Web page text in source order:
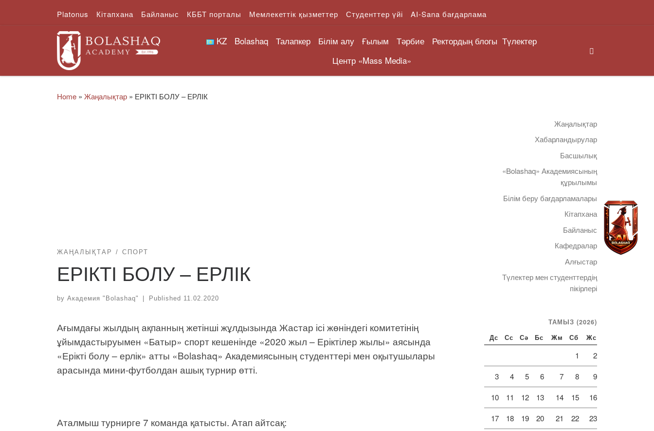
Skip to contentPlatonus Кітапхана Байланыс КББТ порталы Мемлекеттік қызметтер Студенттер үйі AI-Sana бағдарлама
KZ Bolashaq Талапкер Білім алу Ғылым Тәрбие Ректордың блогы Түлектер
Центр «Mass Media»
Home » Жаңалықтар » ЕРІКТІ БОЛУ – ЕРЛІК
ЖАҢАЛЫҚТАР СПОРТ
ЕРІКТІ БОЛУ – ЕРЛІК
by Академия "Bolashaq" Published 11.02.2020
Ағымдағы жылдың ақпанның жетінші жұлдызында Жастар ісі жөніндегі комитетінің
ұйымдастыруымен «Батыр» спорт кешенінде «2020 жыл – Еріктілер жылы» аясында
«Ерікті болу – ерлік» атты «Bolashaq» Академиясының студенттері мен оқытушылары
арасында мини-футболдан ашық турнир өтті.
Аталмыш турнирге 7 команда қатысты. Атап айтсақ:
Жаңалықтар
Хабарландырулар
Басшылық
«Bolashaq» Академиясының
құрылымы
Білім беру бағдарламалары
Кітапхана
Байланыс
Кафедралар
Алғыстар
Түлектер мен студенттердің
пікірлері
ТАМЫЗ (2026)
Дс Сс Сә Бс Жм Сб Жс
1 2
3 4 5 6 7 8 9
10 11 12 13 14 15 16
17 18 19 20 21 22 23
Telegram